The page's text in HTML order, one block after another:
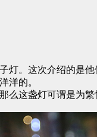
灯。这次介绍的是
洋的。
么这盏灯可谓是为